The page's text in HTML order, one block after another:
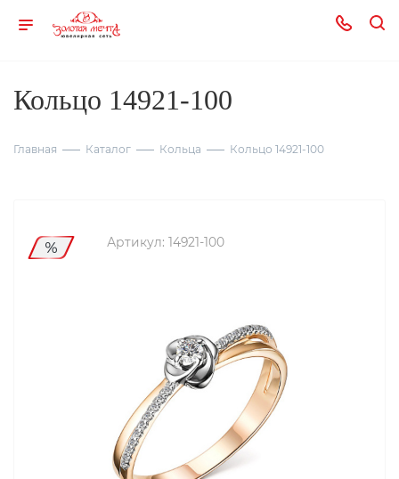
Кольцо 14921-100
Главная Каталог Кольца Кольцо 14921-100
Артикул: 14921-100